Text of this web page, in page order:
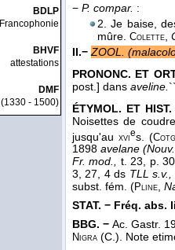
BDLP
Francophonie
BHVF
attestations
DMF
(1330 - 1500)
− P. compar. :
2. Je baise,
mûre. Colette,
II.− ZOOL.
PRONONC. ET
post.] dans aveline. ``
ÉTYMOL. ET
Noisettes de
jusqu'au xvies. (
1898avelane
Fr. mod., t. 23, p.
3, 27, 4 ds TLL
subst. fém. (Pline,
STAT. − Fréq. abs.
BBG. − Ac. Gastr.
Nigra (C.). Note